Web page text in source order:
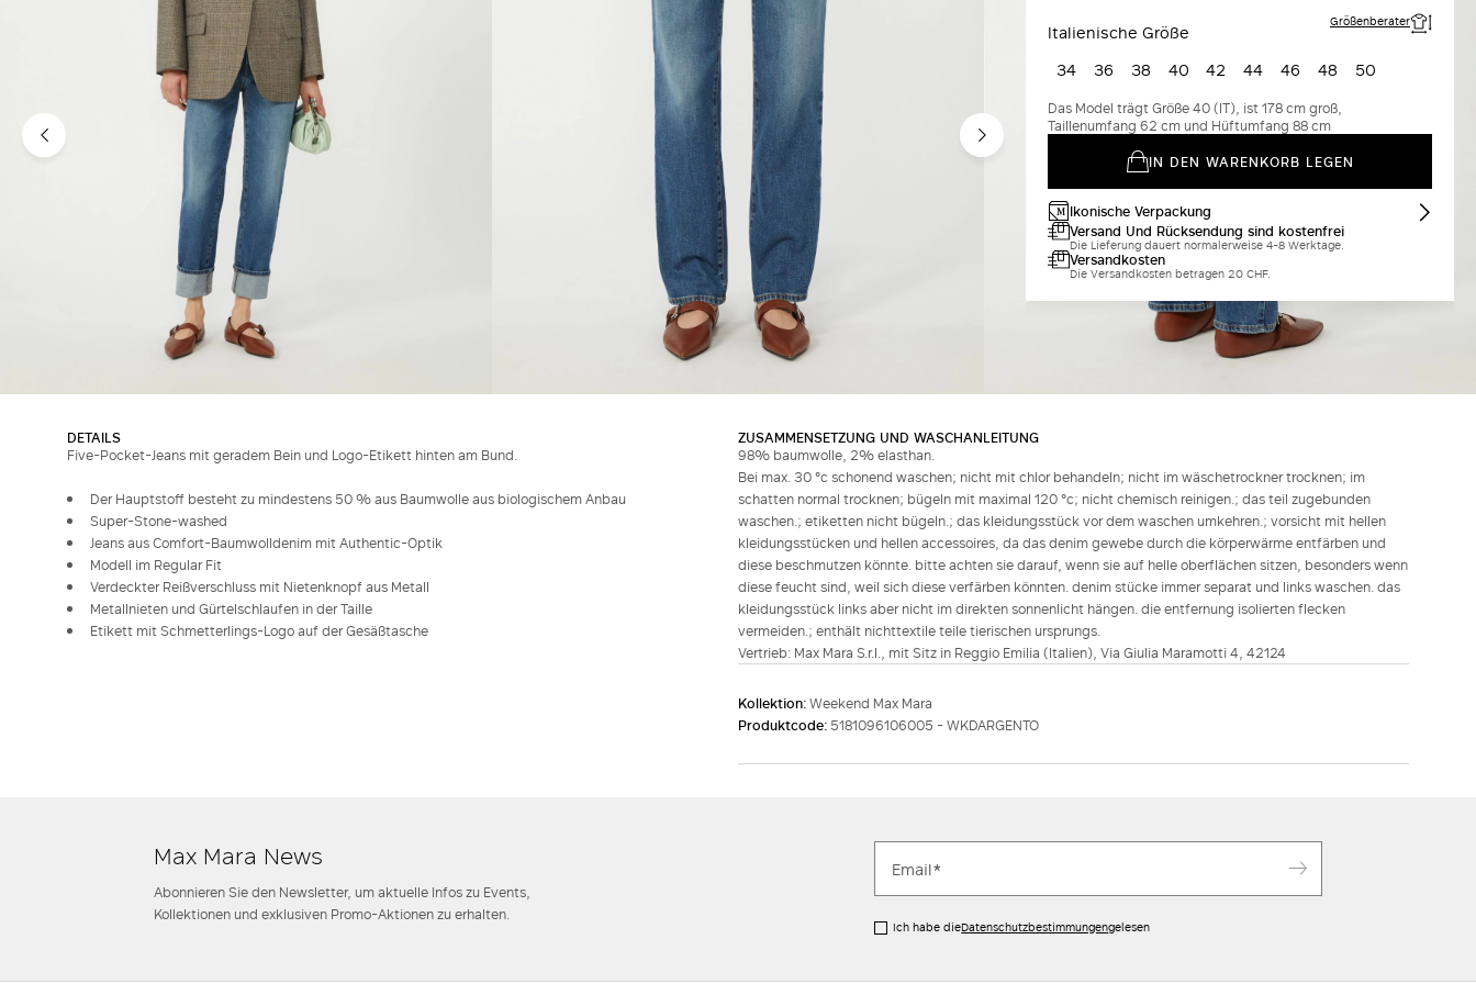
Italienische Größe Größenberater
34 36 38 40 42 44 46 48 50
Das Model trägt Größe 40 (IT), ist 178 cm groß,
Taillenumfang 62 cm und Hüftumfang 88 cm
IN DEN WARENKORB LEGEN
Ikonische Verpackung
Versand Und Rücksendung sind kostenfrei
Die Lieferung dauert normalerweise 4-8 Werktage.
Versandkosten
Die Versandkosten betragen 20 CHF.
DETAILS
Five-Pocket-Jeans mit geradem Bein und Logo-Etikett hinten am Bund.
Der Hauptstoff besteht zu mindestens 50 % aus Baumwolle aus biologischem Anbau
Super-Stone-washed
Jeans aus Comfort-Baumwolldenim mit Authentic-Optik
Modell im Regular Fit
Verdeckter Reißverschluss mit Nietenknopf aus Metall
Metallnieten und Gürtelschlaufen in der Taille
Etikett mit Schmetterlings-Logo auf der Gesäßtasche
ZUSAMMENSETZUNG UND WASCHANLEITUNG
98% baumwolle, 2% elasthan.
Bei max. 30 °c schonend waschen; nicht mit chlor behandeln; nicht im wäschetrockner trocknen; im
schatten normal trocknen; bügeln mit maximal 120 °c; nicht chemisch reinigen.; das teil zugebunden
waschen.; etiketten nicht bügeln.; das kleidungsstück vor dem waschen umkehren.; vorsicht mit hellen
kleidungsstücken und hellen accessoires, da das denim gewebe durch die körperwärme entfärben und
diese beschmutzen könnte. bitte achten sie darauf, wenn sie auf helle oberflächen sitzen, besonders wenn
diese feucht sind, weil sich diese verfärben könnten. denim stücke immer separat und links waschen. das
kleidungsstück links aber nicht im direkten sonnenlicht hängen. die entfernung isolierten flecken
vermeiden.; enthält nichttextile teile tierischen ursprungs.
Vertrieb: Max Mara S.r.l., mit Sitz in Reggio Emilia (Italien), Via Giulia Maramotti 4, 42124
Kollektion:Weekend Max Mara
Produktcode:5181096106005 - WKDARGENTO
Max Mara News
Abonnieren Sie den Newsletter, um aktuelle Infos zu Events,
Kollektionen und exklusiven Promo-Aktionen zu erhalten.
Ich habe dieDatenschutzbestimmungengelesen